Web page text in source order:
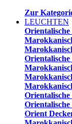
Zur
LEUCHTEN
Orientalische
Orientalische
Orient